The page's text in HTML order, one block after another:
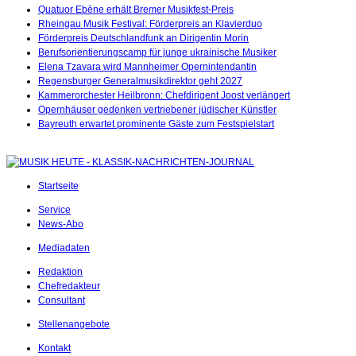
Quatuor Ebène erhält Bremer Musikfest-Preis
Rheingau Musik Festival: Förderpreis an Klavierduo
Förderpreis Deutschlandfunk an Dirigentin Morin
Berufsorientierungscamp für junge ukrainische Musiker
Elena Tzavara wird Mannheimer Opernintendantin
Regensburger Generalmusikdirektor geht 2027
Kammerorchester Heilbronn: Chefdirigent Joost verlängert
Opernhäuser gedenken vertriebener jüdischer Künstler
Bayreuth erwartet prominente Gäste zum Festspielstart
Startseite
Service
News-Abo
Mediadaten
Redaktion
Chefredakteur
Consultant
Stellenangebote
Kontakt